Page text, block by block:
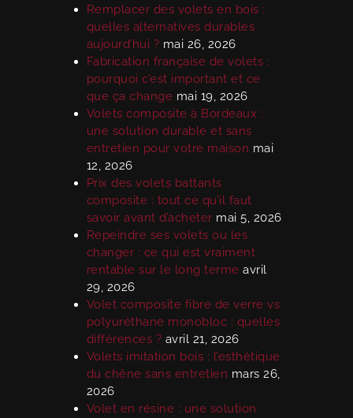
Remplacer des volets en bois :
quelles alternatives durables
aujourd’hui ? mai 26, 2026
Fabrication française de volets :
pourquoi c’est important et ce
que ça change mai 19, 2026
Volets composite à Bordeaux :
une solution durable et sans
entretien pour votre maison mai
12, 2026
Prix des volets battants
composite : tout ce qu’il faut
savoir avant d’acheter mai 5, 2026
Repeindre ses volets ou les
changer : ce qui est vraiment
rentable sur le long terme avril
29, 2026
Volet composite fibre de verre vs
polyuréthane monobloc : quelles
différences ? avril 21, 2026
Volets imitation bois : l’esthétique
du chêne sans entretien mars 26,
2026
Volet en résine : une solution